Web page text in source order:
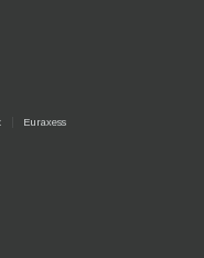
Euraxess